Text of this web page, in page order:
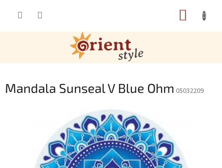
Mandala Sunseal V Blue Ohm 05032209